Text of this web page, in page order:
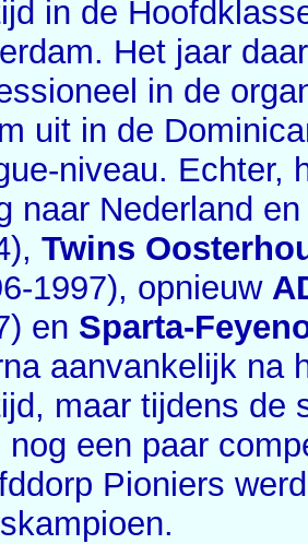
in de
Het jaar
in de
uit in de
niveau. Echter,
naar Nederland
Twins
1997), opnieuw
en Sparta-
aanvankelijk na
maar tijdens de
nog een paar
Pioniers